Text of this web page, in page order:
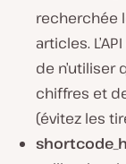
recherchée
articles.
de
chiffres et
(évitez les